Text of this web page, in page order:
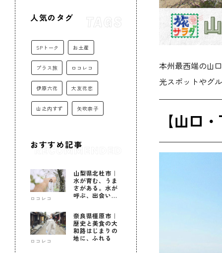
人気のタグ
SPトーク お土産
プラス旅 ロコレコ
伊原六花 大友花恋
山之内すず 矢吹奈子
おすすめ記事
ロコレコ
山梨県北杜市｜
水が育む、うま
さがある。水が
呼ぶ、出会いが
ロコレコ
奈良県橿原市｜
歴史と美食の大
和路はじまりの
地に、ふれる
本州最西端の山
光スポットやグ
【山口